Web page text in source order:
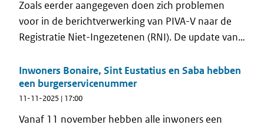
Zoals eerder aangegeven doen zich problemen
voor in de berichtverwerking van PIVA-V naar de
Registratie Niet-Ingezetenen (RNI). De update van
geleid.
Inwoners Bonaire, Sint Eustatius en Saba hebben
een burgerservicenummer
11-11-2025 | 17:00
Vanaf 11 november hebben alle inwoners een